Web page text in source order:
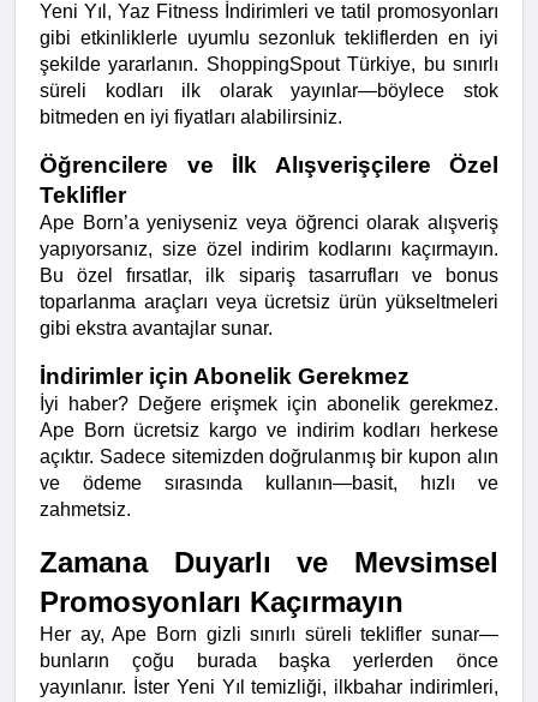
Yeni Yıl, Yaz Fitness İndirimleri ve tatil promosyonları
gibi etkinliklerle uyumlu sezonluk tekliflerden en iyi
şekilde yararlanın. ShoppingSpout Türkiye, bu sınırlı
süreli kodları ilk olarak yayınlar—böylece stok
bitmeden en iyi fiyatları alabilirsiniz.
Öğrencilere ve İlk Alışverişçilere Özel
Teklifler
Ape Born’a yeniyseniz veya öğrenci olarak alışveriş
yapıyorsanız, size özel indirim kodlarını kaçırmayın.
Bu özel fırsatlar, ilk sipariş tasarrufları ve bonus
toparlanma araçları veya ücretsiz ürün yükseltmeleri
gibi ekstra avantajlar sunar.
İndirimler için Abonelik Gerekmez
İyi haber? Değere erişmek için abonelik gerekmez.
Ape Born ücretsiz kargo ve indirim kodları herkese
açıktır. Sadece sitemizden doğrulanmış bir kupon alın
ve ödeme sırasında kullanın—basit, hızlı ve
zahmetsiz.
Zamana Duyarlı ve Mevsimsel
Promosyonları Kaçırmayın
Her ay, Ape Born gizli sınırlı süreli teklifler sunar—
bunların çoğu burada başka yerlerden önce
yayınlanır. İster Yeni Yıl temizliği, ilkbahar indirimleri,